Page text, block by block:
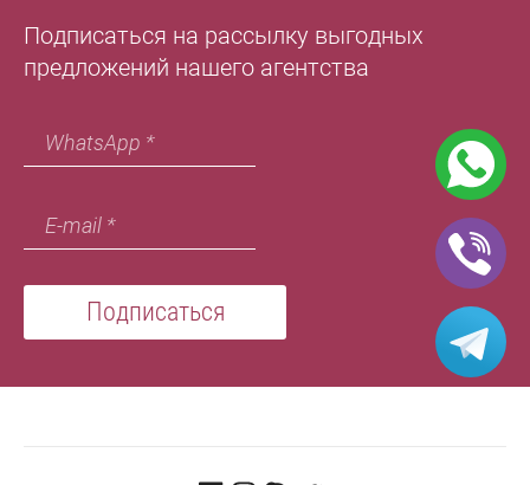
Подписаться на рассылку выгодных
предложений нашего агентства
Подписаться